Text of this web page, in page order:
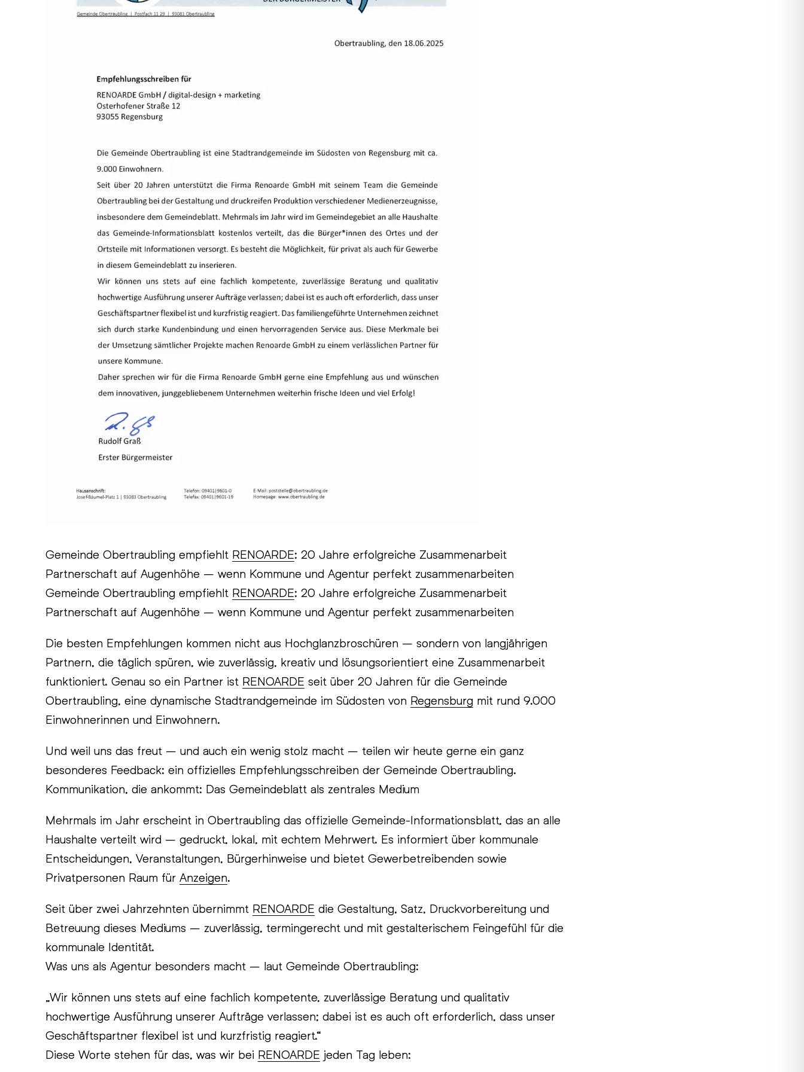
Gemeinde Obertraubling empfiehlt RENOARDE: 20 Jahre erfolgreiche Zusammenarbeit
Partnerschaft auf Augenhöhe – wenn Kommune und Agentur perfekt zusammenarbeiten
Gemeinde Obertraubling empfiehlt RENOARDE: 20 Jahre erfolgreiche Zusammenarbeit
Partnerschaft auf Augenhöhe – wenn Kommune und Agentur perfekt zusammenarbeiten
Die besten Empfehlungen kommen nicht aus Hochglanzbroschüren – sondern von langjährigen
Partnern, die täglich spüren, wie zuverlässig, kreativ und lösungsorientiert eine Zusammenarbeit
funktioniert. Genau so ein Partner ist RENOARDE seit über 20 Jahren für die Gemeinde
Obertraubling, eine dynamische Stadtrandgemeinde im Südosten von Regensburg mit rund 9.000
Einwohnerinnen und Einwohnern.
Und weil uns das freut – und auch ein wenig stolz macht – teilen wir heute gerne ein ganz
besonderes Feedback: ein offizielles Empfehlungsschreiben der Gemeinde Obertraubling.
Kommunikation, die ankommt: Das Gemeindeblatt als zentrales Medium
Mehrmals im Jahr erscheint in Obertraubling das offizielle Gemeinde-Informationsblatt, das an alle
Haushalte verteilt wird – gedruckt, lokal, mit echtem Mehrwert. Es informiert über kommunale
Entscheidungen, Veranstaltungen, Bürgerhinweise und bietet Gewerbetreibenden sowie
Privatpersonen Raum fürAnzeigen.
Seit über zwei Jahrzehnten übernimmt RENOARDE die Gestaltung, Satz, Druckvorbereitung und
Betreuung dieses Mediums – zuverlässig, termingerecht und mit gestalterischem Feingefühl für die
kommunale Identität.
Was uns als Agentur besonders macht – laut Gemeinde Obertraubling:
„Wir können uns stets auf eine fachlich kompetente, zuverlässige Beratung und qualitativ
hochwertige Ausführung unserer Aufträge verlassen; dabei ist es auch oft erforderlich, dass unser
Geschäftspartner flexibel ist und kurzfristig reagiert.“
Diese Worte stehen für das, was wir bei RENOARDE jeden Tag leben: